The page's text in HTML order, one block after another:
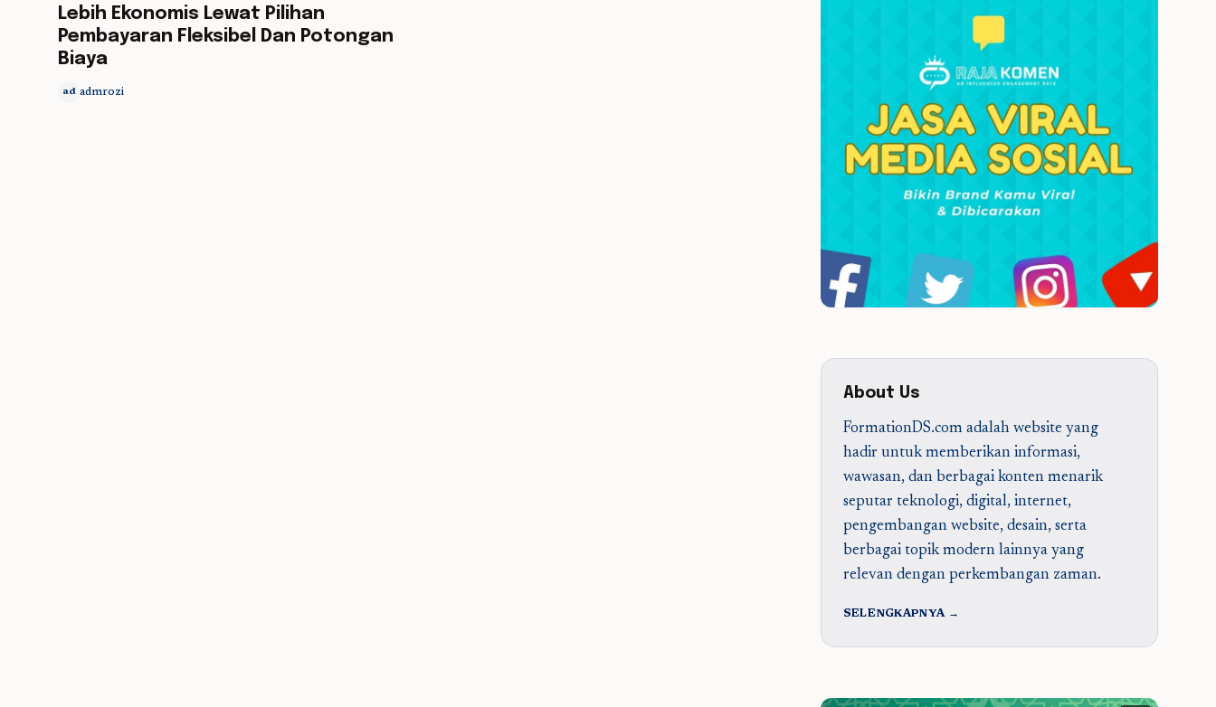
Lebih Ekonomis Lewat Pilihan
Pembayaran Fleksibel Dan Potongan
Biaya
ad admrozi
About Us
FormationDS.com adalah website yang
hadir untuk memberikan informasi,
wawasan, dan berbagai konten menarik
seputar teknologi, digital, internet,
pengembangan website, desain, serta
berbagai topik modern lainnya yang
relevan dengan perkembangan zaman.
SELENGKAPNYA →